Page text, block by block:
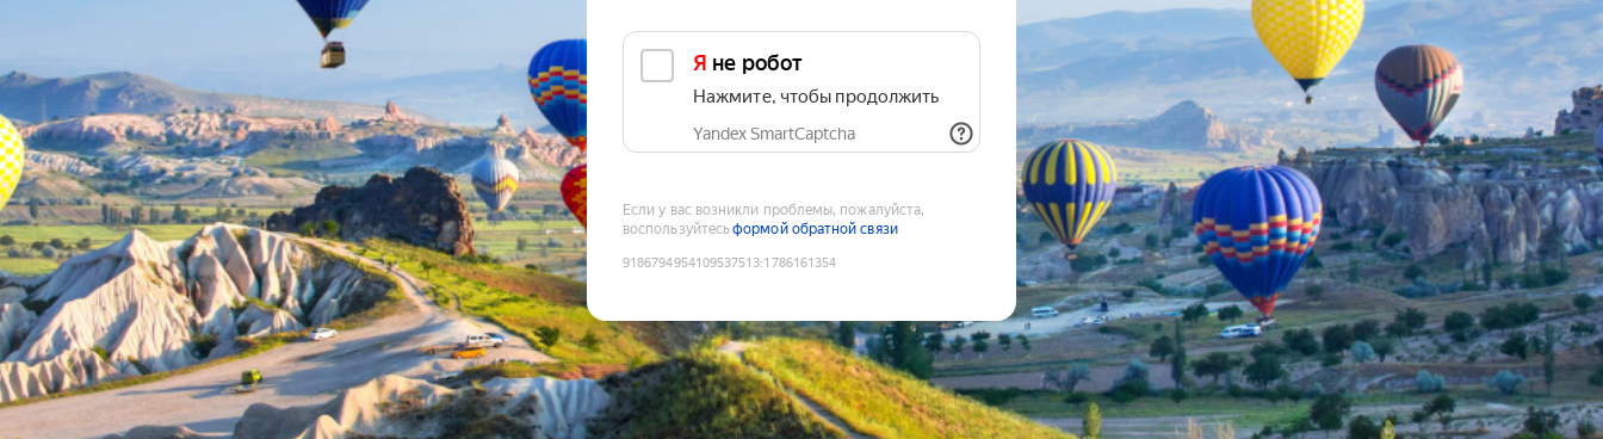
Я не робот
Нажмите, чтобы продолжить
Yandex SmartCaptcha
Если у вас возникли проблемы, пожалуйста,
воспользуйтесьформой обратной связи
9186794954109537513:1786161354